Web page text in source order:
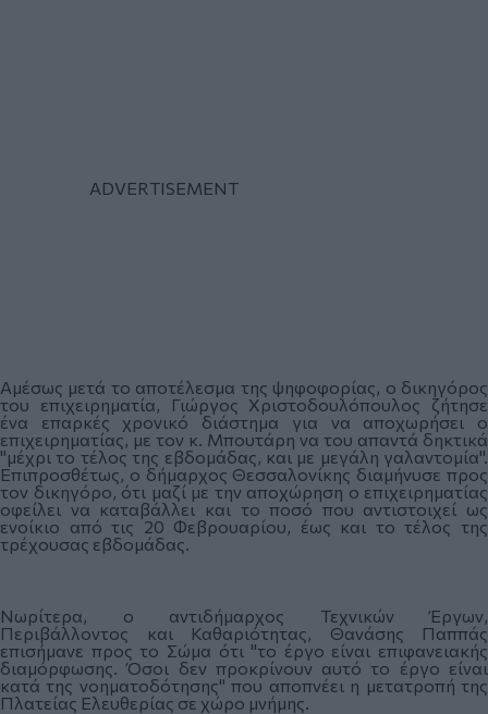
Αμέσως μετά το αποτέλεσμα της ψηφοφορίας, ο δικηγόρος
του επιχειρηματία, Γιώργος Χριστοδουλόπουλος ζήτησε
ένα επαρκές χρονικό διάστημα για να αποχωρήσει ο
επιχειρηματίας, με τον κ. Μπουτάρη να του απαντά δηκτικά
"μέχρι το τέλος της εβδομάδας, και με μεγάλη γαλαντομία".
Επιπροσθέτως, ο δήμαρχος Θεσσαλονίκης διαμήνυσε προς
τον δικηγόρο, ότι μαζί με την αποχώρηση ο επιχειρηματίας
οφείλει να καταβάλλει και το ποσό που αντιστοιχεί ως
ενοίκιο από τις 20 Φεβρουαρίου, έως και το τέλος της
τρέχουσας εβδομάδας.
Νωρίτερα, ο αντιδήμαρχος Τεχνικών Έργων,
Περιβάλλοντος και Καθαριότητας, Θανάσης Παππάς
επισήμανε προς το Σώμα ότι "το έργο είναι επιφανειακής
διαμόρφωσης. Όσοι δεν προκρίνουν αυτό το έργο είναι
κατά της νοηματοδότησης" που αποπνέει η μετατροπή της
Πλατείας Ελευθερίας σε χώρο μνήμης.